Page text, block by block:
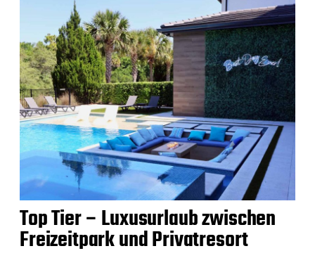
Top Tier – Luxusurlaub zwischen
Freizeitpark und Privatresort